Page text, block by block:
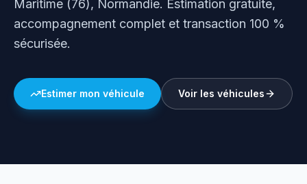
Maritime (76), Normandie. Estimation gratuite,
accompagnement complet et transaction 100 %
sécurisée.
Estimer mon véhicule Voir les véhicules